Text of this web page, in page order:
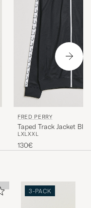
FRED PERRY
Taped Track Jacket
LXLXXL
130€
3-PACK